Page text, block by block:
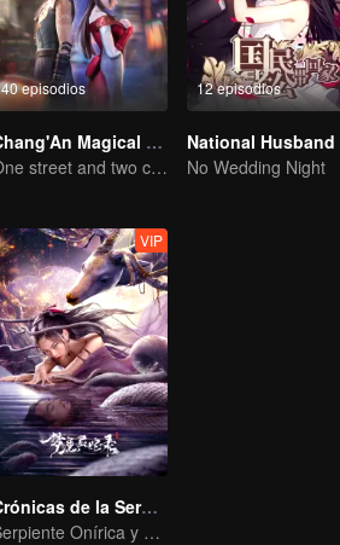
40 episodios
Chang'An Magical Street
One street and two circles, alternating day and night.
12 episodios
No Wedding Night
VIP
Crónicas de la Serpiente Espiritual
Serpiente Onírica y el Pasado del Inmortal de la Espada